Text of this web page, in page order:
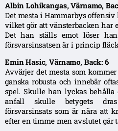
Albin Lohikangas, Värnamo,
Det mesta i Hammarbys
vilket gör att vänsterbacken har
Det han ställs emot löser
försvarsinsatsen är i princip
Emin Hasic, Värnamo, Back: 6
Avvärjer det mesta som
ganska robusta och innebär
spel. Skulle han lyckas
anfall skulle betygets
försvarsinsats som är nära att
efter en timme men avslutet går